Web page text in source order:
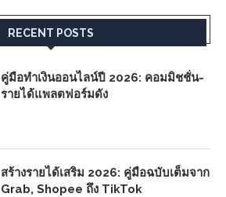
RECENT POSTS
คู่มือทำเงินออนไลน์ปี 2026: คอมมิชชั่น-
รายได้แพลตฟอร์มดัง
สร้างรายได้เสริม 2026: คู่มือฉบับเต็มจาก
Grab, Shopee ถึง TikTok